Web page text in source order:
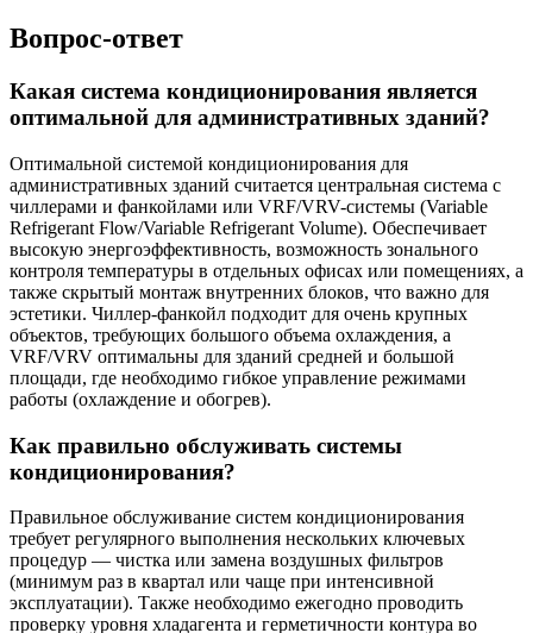
Вопрос-ответ
Какая система кондиционирования является
оптимальной для административных зданий?
Оптимальной системой кондиционирования для
административных зданий считается центральная система с
чиллерами и фанкойлами или VRF/VRV-системы (Variable
Refrigerant Flow/Variable Refrigerant Volume). Обеспечивает
высокую энергоэффективность, возможность зонального
контроля температуры в отдельных офисах или помещениях, а
также скрытый монтаж внутренних блоков, что важно для
эстетики. Чиллер-фанкойл подходит для очень крупных
объектов, требующих большого объема охлаждения, а
VRF/VRV оптимальны для зданий средней и большой
площади, где необходимо гибкое управление режимами
работы (охлаждение и обогрев).
Как правильно обслуживать системы
кондиционирования?
Правильное обслуживание систем кондиционирования
требует регулярного выполнения нескольких ключевых
процедур — чистка или замена воздушных фильтров
(минимум раз в квартал или чаще при интенсивной
эксплуатации). Также необходимо ежегодно проводить
проверку уровня хладагента и герметичности контура во